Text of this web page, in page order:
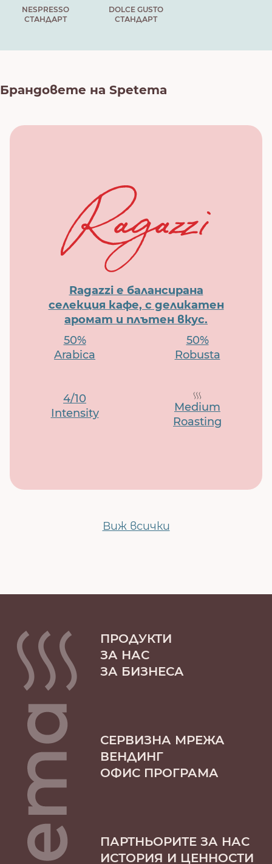
NESPRESSO
СТАНДАРТ
DOLCE GUSTO
СТАНДАРТ
Брандовете на Spetema
Ragazzi е балансирана
селекция кафе, с деликатен
аромат и плътен вкус.
50%
Arabica
50%
Robusta
4/10
Intensity
Medium
Roasting
Виж всички
ПРОДУКТИ
ЗА НАС
ЗА БИЗНЕСА
СЕРВИЗНА МРЕЖА
ВЕНДИНГ
ОФИС ПРОГРАМА
ПАРТНЬОРИТЕ ЗА НАС
ИСТОРИЯ И ЦЕННОСТИ